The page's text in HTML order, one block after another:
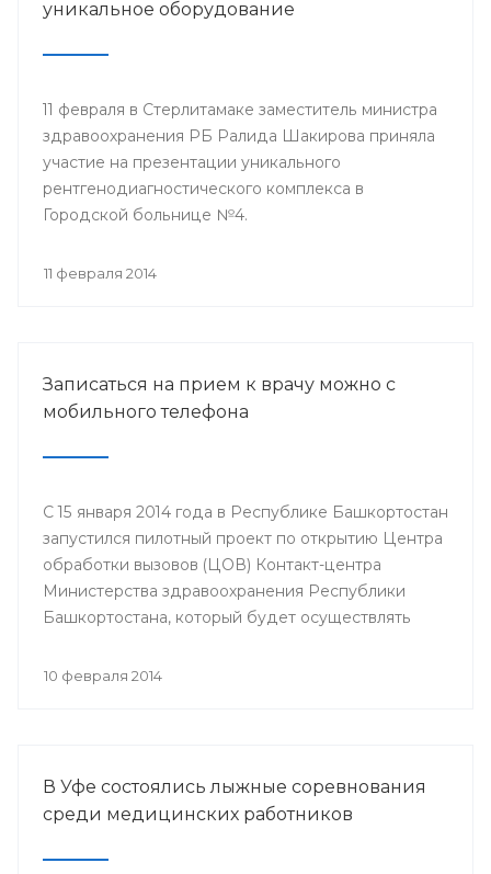
уникальное оборудование
11 февраля в Стерлитамаке заместитель министра
здравоохранения РБ Ралида Шакирова приняла
участие на презентации уникального
рентгенодиагностического комплекса в
Городской больнице №4.
11 февраля 2014
Записаться на прием к врачу можно с
мобильного телефона
С 15 января 2014 года в Республике Башкортостан
запустился пилотный проект по открытию Центра
обработки вызовов (ЦОВ) Контакт-центра
Министерства здравоохранения Республики
Башкортостана, который будет осуществлять
телефона. ЦОВ располагается и функционирует
10 февраля 2014
В Уфе состоялись лыжные соревнования
среди медицинских работников